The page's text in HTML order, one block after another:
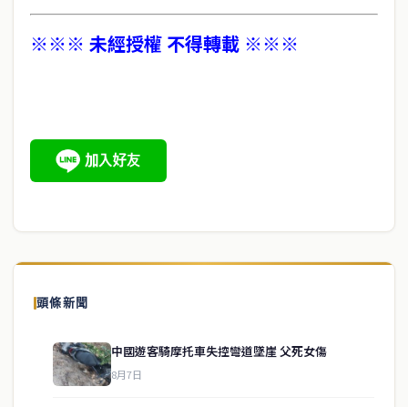
※※※ 未經授權 不得轉載 ※※※
頭條新聞
中國遊客騎摩托車失控彎道墜崖 父死女傷
8月7日